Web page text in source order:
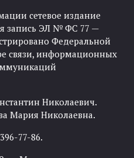
сетевое издание
запись ЭЛ № ФС 77 —
Федеральной
связи, информационных
Николаевич.
Мария Николаевна.
77-86.